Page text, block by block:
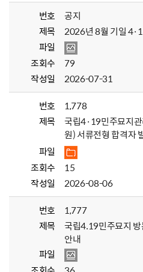
번호
공지
제목
2026년 8월 기일
파일
조회수
79
작성일
2026-07-31
번호
1,778
제목
국립4·19민주묘지
원) 서류전형 합격자
파일
조회수
15
작성일
2026-08-06
번호
1,777
제목
국립4.19민주묘지
안내
파일